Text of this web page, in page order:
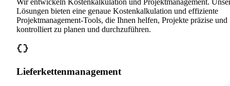
Lösungen bieten eine genaue Kostenkalkulation und effiziente
Projektmanagement-Tools, die Ihnen helfen, Projekte präzise und
kontrolliert zu planen und durchzuführen.
Lieferkettenmanagement